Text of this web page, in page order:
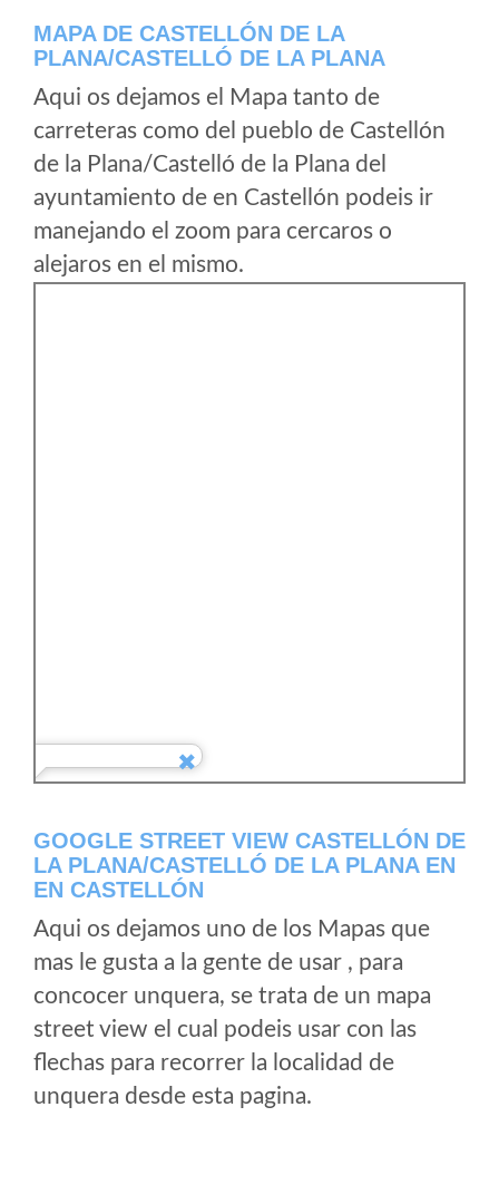
MAPA DE CASTELLÓN DE LA
PLANA/CASTELLÓ DE LA PLANA
Aqui os dejamos el Mapa tanto de
carreteras como del pueblo de Castellón
de la Plana/Castelló de la Plana del
ayuntamiento de en Castellón podeis ir
manejando el zoom para cercaros o
alejaros en el mismo.
GOOGLE STREET VIEW CASTELLÓN DE
LA PLANA/CASTELLÓ DE LA PLANA EN
EN CASTELLÓN
Aqui os dejamos uno de los Mapas que
mas le gusta a la gente de usar , para
concocer unquera, se trata de un mapa
street view el cual podeis usar con las
flechas para recorrer la localidad de
unquera desde esta pagina.